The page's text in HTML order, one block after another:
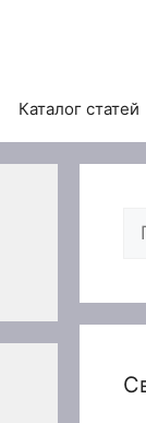
Каталог статей